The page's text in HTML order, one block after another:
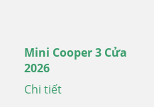
Mini Cooper 3 Cửa
2026
Chi tiết